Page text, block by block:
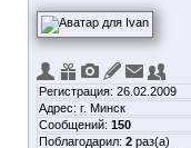
Регистрация: 26.02.2009
Адрес: г. Минск
Сообщений: 150
Поблагодарил: 2 раз(а)